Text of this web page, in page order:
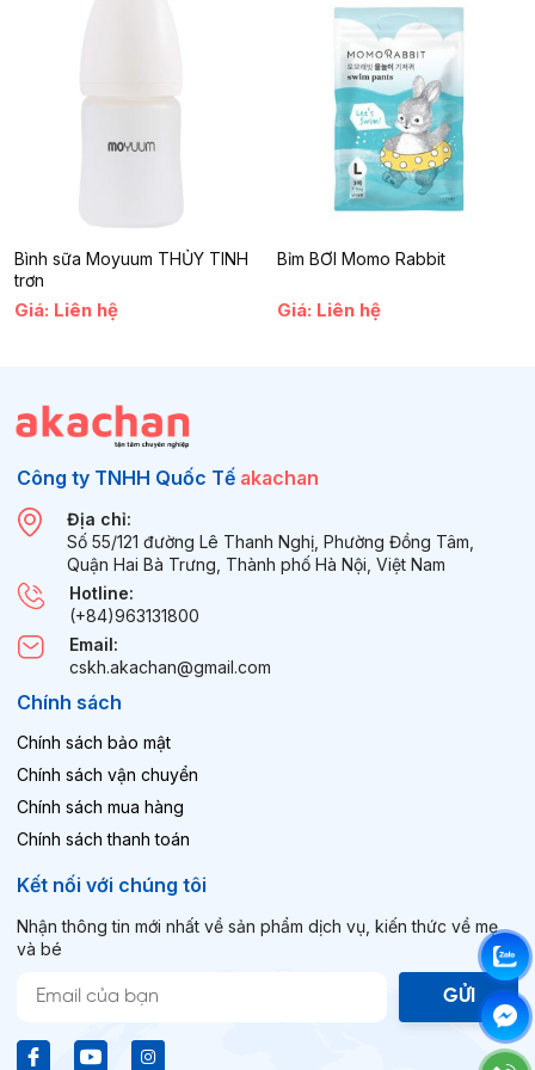
Bình sữa Moyuum THỦY TINH
trơn
Giá: Liên hệ
Bỉm BƠI Momo Rabbit
Giá: Liên hệ
Công ty TNHH Quốc Tế akachan
Địa chỉ:
Số 55/121 đường Lê Thanh Nghị, Phường Đồng Tâm,
Quận Hai Bà Trưng, Thành phố Hà Nội, Việt Nam
Hotline:
(+84)963131800
Email:
cskh.akachan@gmail.com
Chính sách
Chính sách bảo mật
Chính sách vận chuyển
Chính sách mua hàng
Chính sách thanh toán
Kết nối với chúng tôi
Nhận thông tin mới nhất về sản phẩm dịch vụ, kiến thức về mẹ
và bé